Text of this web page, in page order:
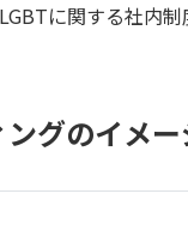
に関する社内
グのイメー